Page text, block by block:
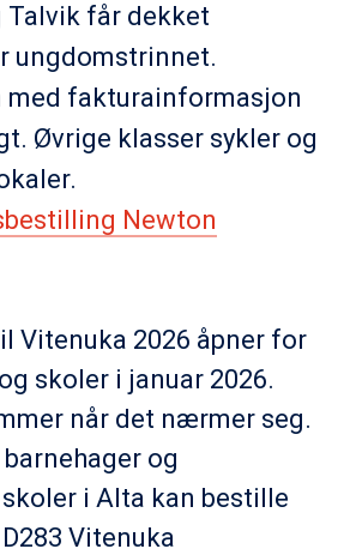
Talvik får dekket
ungdomstrinnet.
med fakturainformasjon
. Øvrige klasser sykler og
Newton
Vitenuka 2026 åpner for
skoler i januar 2026.
når det nærmer seg.
og
i Alta kan bestille
Vitenuka